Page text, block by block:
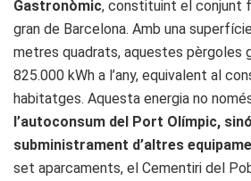
Gastronòmic, constituint el conjunt
gran de Barcelona. Amb una
metres quadrats, aquestes pèrgoles
825.000 kWh a l’any, equivalent al
habitatges. Aquesta energia no
l’autoconsum del Port Olímpic,
subministrament d’altres
set aparcaments, el Cementiri del